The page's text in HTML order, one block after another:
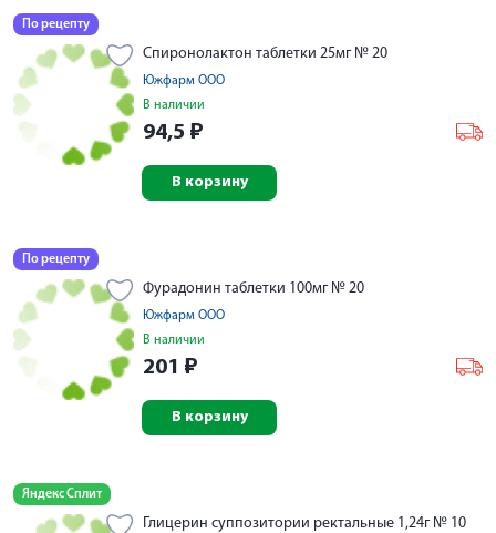
По рецепту
Спиронолактон таблетки 25мг № 20
Южфарм ООО
В наличии
94,5 ₽
В корзину
По рецепту
Фурадонин таблетки 100мг № 20
Южфарм ООО
В наличии
201 ₽
В корзину
Яндекс Сплит
Глицерин суппозитории ректальные 1,24г № 10